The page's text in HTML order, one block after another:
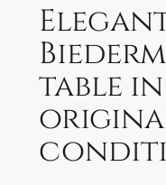
table